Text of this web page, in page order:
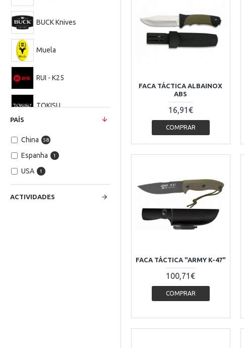
BUCK Knives
Muela
RUI - K25
TOKISU
PAÍS
China 58
Espanha 1
USA 1
ACTIVIDADES
FACA TÁCTICA ALBAINOX
ABS
16,91€
COMPRAR
FACA TÁCTICA "ARMY K-47"
100,71€
COMPRAR